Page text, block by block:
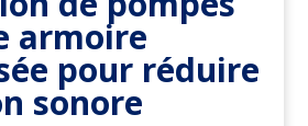
armoire
pour réduire
sonore